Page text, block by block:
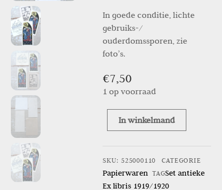
In goede conditie, lichte
gebruiks-/
ouderdomssporen, zie
foto’s.
€7,50
1 op voorraad
libris
1919/1920
In winkelmand
SKU:525000110 CATEGORIE
Papierwaren TAGSet antieke
Ex libris 1919/1920